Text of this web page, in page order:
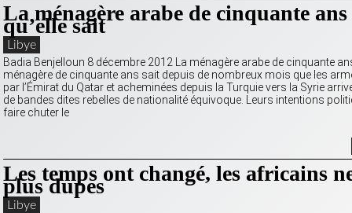
La ménagère arabe de cinquante
qu’elle sait
Libye
Badia Benjelloun 8 décembre 2012 La ménagère arabe de cinquante
ménagère de cinquante ans sait depuis de nombreux mois que les
par l’Émirat du Qatar et acheminées depuis la Turquie vers la Syrie
de bandes dites rebelles de nationalité équivoque. Leurs intentions
faire chuter le
Les temps ont changé, les africains
plus dupes
Libye